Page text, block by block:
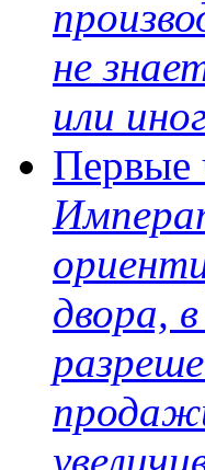
не
или
Первые
двора,